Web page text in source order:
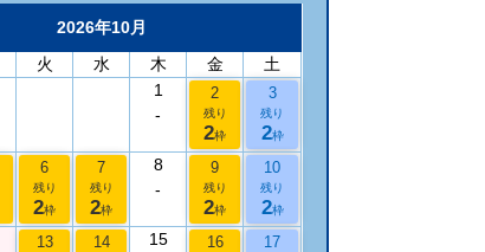
2026年10月
火 水 木 金
土
1
-
2
残り
2枠
3
残り
2枠
6
残り
2枠
7
残り
2枠
8
-
9
残り
2枠
10
残り
2枠
13 14
15
16 17